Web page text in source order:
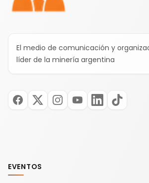
El medio de comunicación y
líder de la minería argentina
EVENTOS